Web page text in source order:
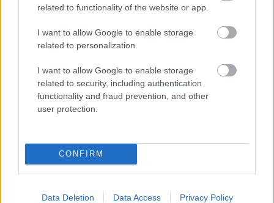
related to functionality of the website or app.
I want to allow Google to enable storage
related to personalization.
I want to allow Google to enable storage
related to security, including authentication
functionality and fraud prevention, and other
user protection.
CONFIRM
Data Deletion Data Access Privacy Policy
å være med frontgruppa. Men har jeg en maks dag,
Først er det 7.5 kilometer fristil for kvinner
klokka 11.45. Stakeklassen går klokka 13:30.
Fristil for menn kjøres klokka 15:00.
tre og en i Vasaloppet 2024. I år vant Myhlback, bare 18 år
gammel. Foto: Daniel Eriksson / BILDBYRÅN